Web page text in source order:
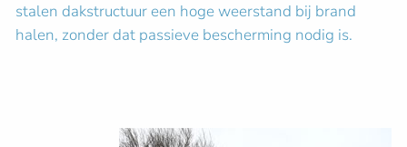
stalen dakstructuur een hoge weerstand bij brand
halen, zonder dat passieve bescherming nodig is.